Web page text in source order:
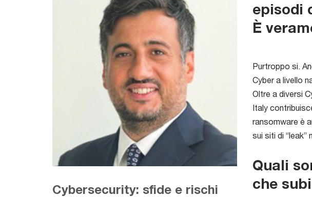
Cybersecurity: sfide e rischi
episodi
È
Purtroppo si.
Cyber a livello
Oltre a diversi
Italy
ransomware è
sui siti di
Quali
che